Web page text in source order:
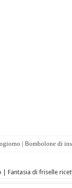
| Bombolone di
| Fantasia di friselle